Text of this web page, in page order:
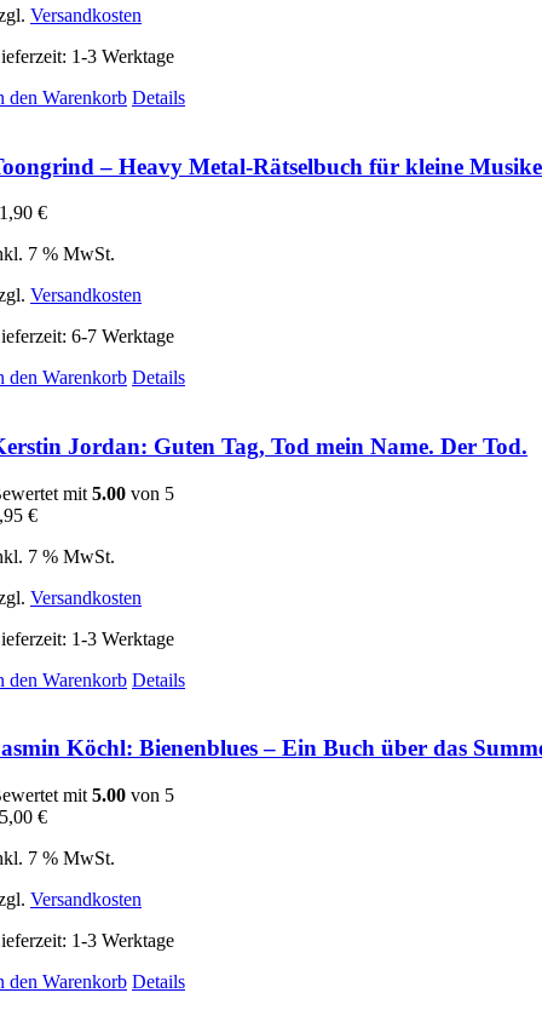
Versandkosten
1-3 Werktage
den Warenkorb Details
– Heavy Metal-Rätselbuch für kleine
€
7 % MwSt.
Versandkosten
6-7 Werktage
den Warenkorb Details
Jordan: Guten Tag, Tod mein Name. Der Tod.
mit 5.00 von 5
€
7 % MwSt.
Versandkosten
1-3 Werktage
den Warenkorb Details
Köchl: Bienenblues – Ein Buch über das
mit 5.00 von 5
€
7 % MwSt.
Versandkosten
1-3 Werktage
den Warenkorb Details